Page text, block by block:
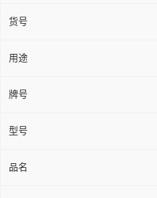
货号
用途
牌号
型号
品名